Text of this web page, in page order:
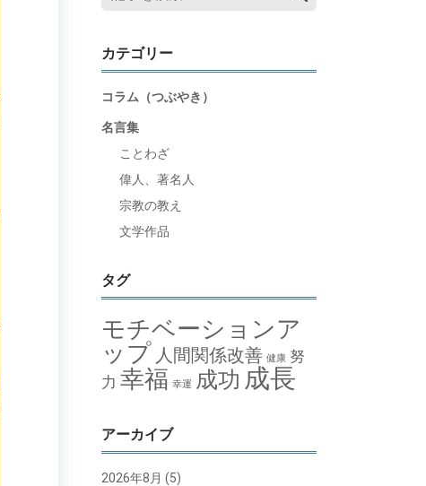
カテゴリー
コラム（つぶやき）
名言集
ことわざ
偉人、著名人
宗教の教え
文学作品
タグ
モチベーションア
ップ 人間関係改善 健康 努
力 幸福 幸運 成功 成長
アーカイブ
2026年8月 (5)